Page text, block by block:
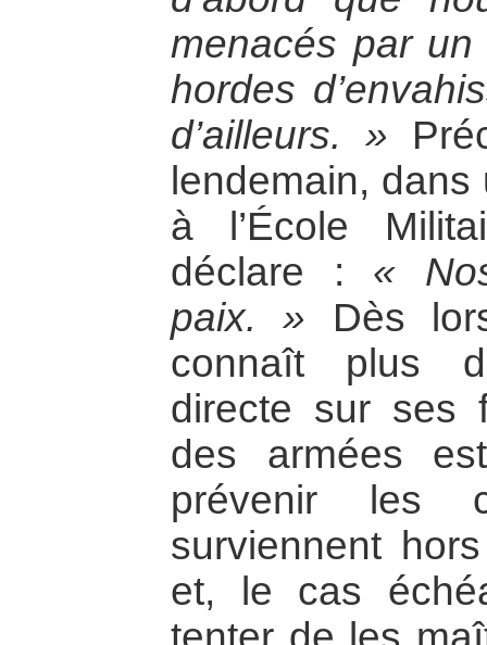
menacés par
hordes
d’ailleurs. »
lendemain,
à l’École
déclare : «
paix. » Dès
connaît plus
directe sur ses
des armées
prévenir les
surviennent
et, le cas